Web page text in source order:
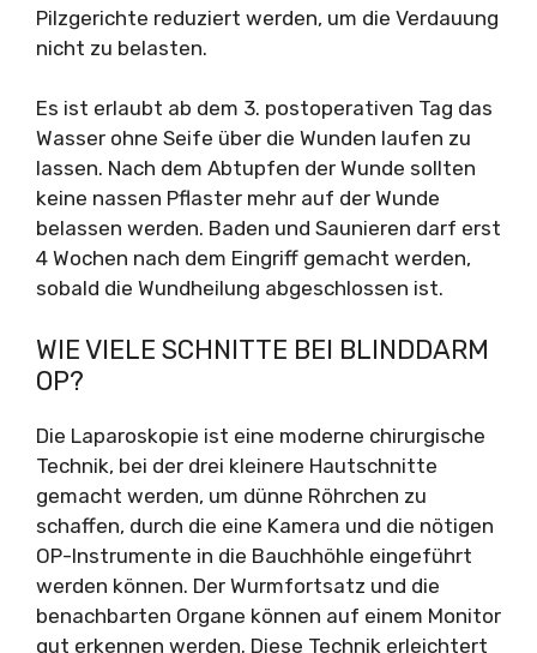
Pilzgerichte reduziert werden, um die Verdauung
nicht zu belasten.
Es ist erlaubt ab dem 3. postoperativen Tag das
Wasser ohne Seife über die Wunden laufen zu
lassen. Nach dem Abtupfen der Wunde sollten
keine nassen Pflaster mehr auf der Wunde
belassen werden. Baden und Saunieren darf erst
4 Wochen nach dem Eingriff gemacht werden,
sobald die Wundheilung abgeschlossen ist.
WIE VIELE SCHNITTE BEI BLINDDARM
OP?
Die Laparoskopie ist eine moderne chirurgische
Technik, bei der drei kleinere Hautschnitte
gemacht werden, um dünne Röhrchen zu
schaffen, durch die eine Kamera und die nötigen
OP-Instrumente in die Bauchhöhle eingeführt
werden können. Der Wurmfortsatz und die
benachbarten Organe können auf einem Monitor
gut erkennen werden. Diese Technik erleichtert